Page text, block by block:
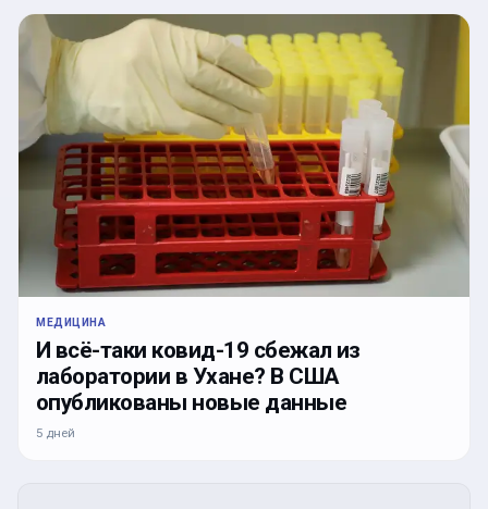
МЕДИЦИНА
И всё-таки ковид-19 сбежал из
лаборатории в Ухане? В США
опубликованы новые данные
5 дней